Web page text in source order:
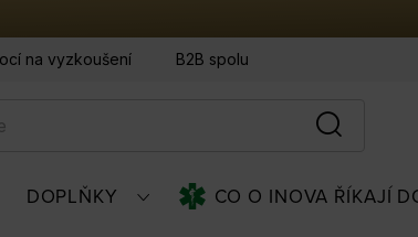
na vyzkoušení B2B spolupráce - hotely &
DOPLŇKY CO O INOVA ŘÍKAJÍ